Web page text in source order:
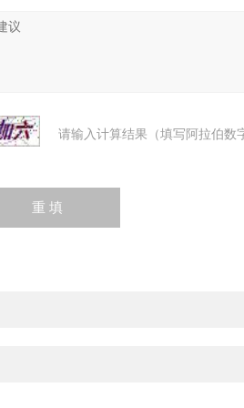
请输入计算结果（填写阿拉伯数